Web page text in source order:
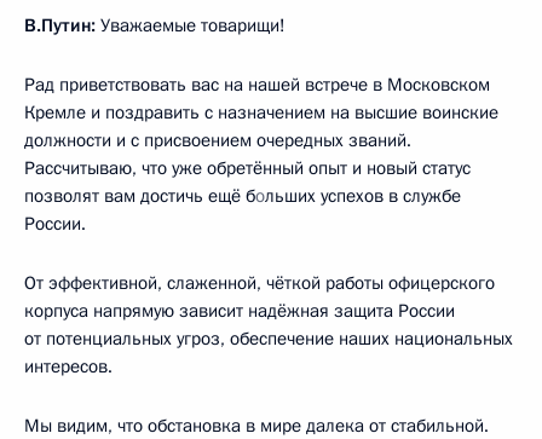
В.Путин: Уважаемые товарищи!
Рад приветствовать вас на нашей встрече в Московском
Кремле и поздравить с назначением на высшие воинские
должности и с присвоением очередных званий.
Рассчитываю, что уже обретённый опыт и новый статус
позволят вам достичь ещё больших успехов в службе
России.
От эффективной, слаженной, чёткой работы офицерского
корпуса напрямую зависит надёжная защита России
от потенциальных угроз, обеспечение наших национальных
интересов.
Мы видим, что обстановка в мире далека от стабильной.